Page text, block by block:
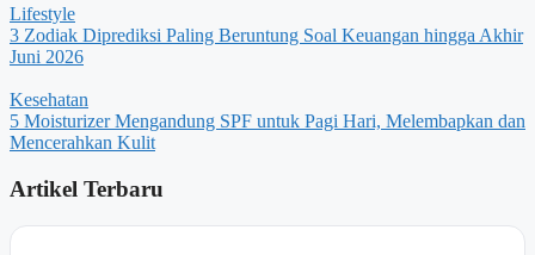
Lifestyle
3 Zodiak Diprediksi Paling Beruntung Soal Keuangan hingga Akhir
Juni 2026
Kesehatan
5 Moisturizer Mengandung SPF untuk Pagi Hari, Melembapkan dan
Mencerahkan Kulit
Artikel Terbaru